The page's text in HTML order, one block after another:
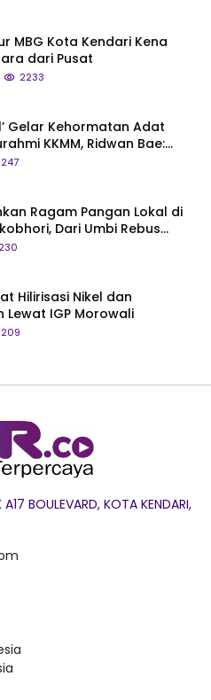
MBG Kota Kendari Kena
dari Pusat
2233
Gelar Kehormatan Adat
KKMM, Ridwan Bae:
Begitu, Belum Pantas!
247
Ragam Pangan Lokal di
Dari Umbi Rebus
Beras Muna
230
Hilirisasi Nikel dan
Lewat IGP Morowali
209
BOULEVARD, KOTA KENDARI,